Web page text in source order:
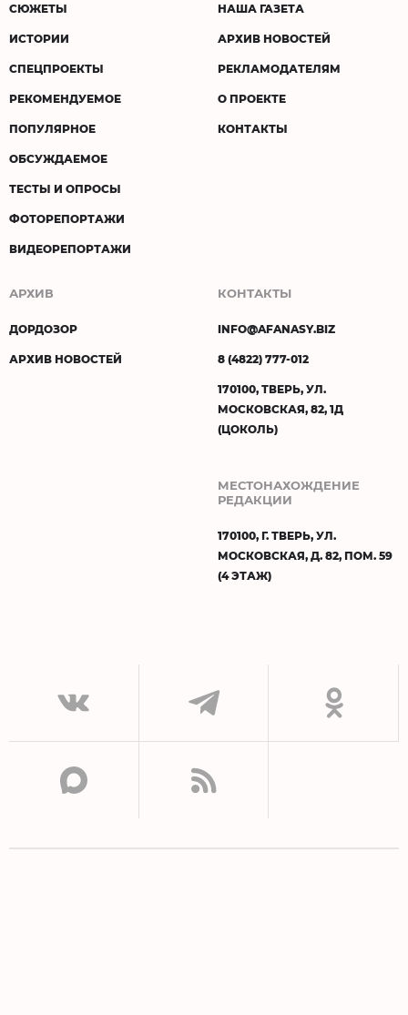
СЮЖЕТЫ
ИСТОРИИ
СПЕЦПРОЕКТЫ
РЕКОМЕНДУЕМОЕ
ПОПУЛЯРНОЕ
ОБСУЖДАЕМОЕ
ТЕСТЫ И ОПРОСЫ
ФОТОРЕПОРТАЖИ
ВИДЕОРЕПОРТАЖИ
НАША ГАЗЕТА
АРХИВ НОВОСТЕЙ
РЕКЛАМОДАТЕЛЯМ
О ПРОЕКТЕ
КОНТАКТЫ
АРХИВ
ДОРДОЗОР
АРХИВ НОВОСТЕЙ
КОНТАКТЫ
INFO@AFANASY.BIZ
8 (4822) 777-012
170100, ТВЕРЬ, УЛ.
МОСКОВСКАЯ, 82, 1Д
(ЦОКОЛЬ)
МЕСТОНАХОЖДЕНИЕ
РЕДАКЦИИ
170100, Г. ТВЕРЬ, УЛ.
МОСКОВСКАЯ, Д. 82, ПОМ. 59
(4 ЭТАЖ)